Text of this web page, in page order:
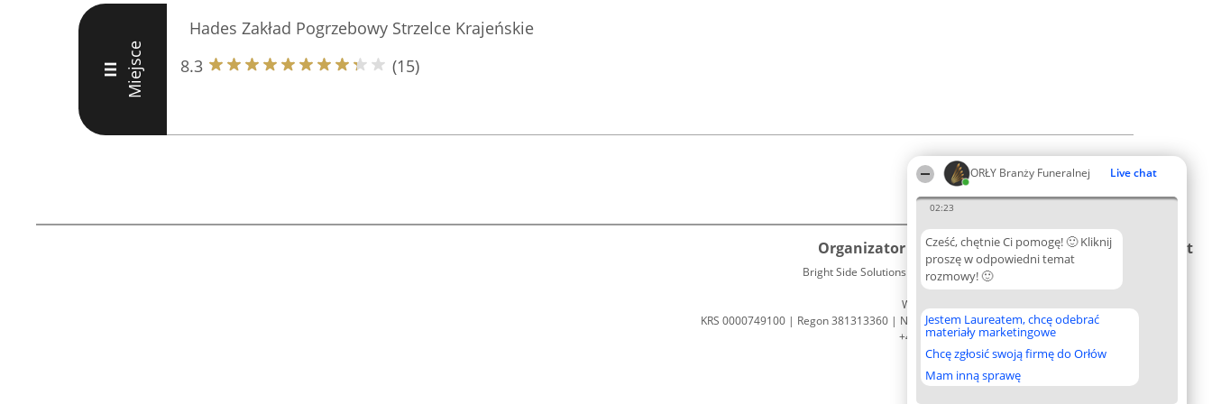
ORŁY Branży Funeralnej Live chat
02:23
Cześć, chętnie Ci pomogę! 🙂 Kliknij
proszę w odpowiedni temat
rozmowy! 🙂
Jestem Laureatem, chcę odebrać
materiały marketingowe
Chcę zgłosić swoją firmę do Orłów
Mam inną sprawę
III Miejsce
Hades Zakład Pogrzebowy Strzelce Krajeńskie
8.3
(15)
Organizator plebiscytu
Bright Side Solutions sp. z o. o. sp. k.
ul. Ruska 22
Wrocław 50-079
KRS 0000749100 | Regon 381313360 | NIP 8943132676
+48 508 492 400
Plebiscyt
Lista
Laureatów
Zasady
Regulamin
Prywatności
Kontakt